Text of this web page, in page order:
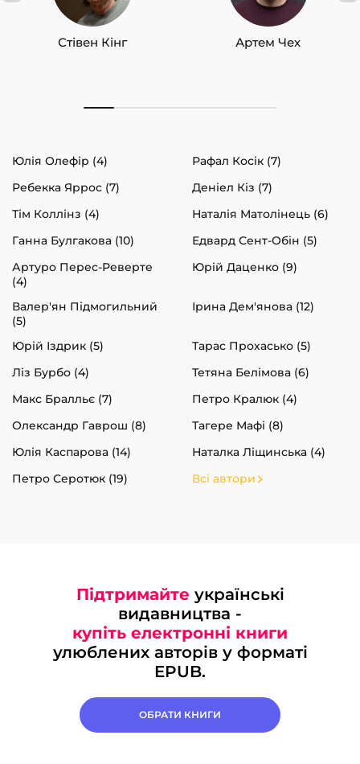
Стівен Кінг Артем Чех
Юлія Олефір (4)
Рафал Косік (7)
Ребекка Яррос (7)
Деніел Кіз (7)
Тім Коллінз (4)
Наталія Матолінець (6)
Ганна Булгакова (10)
Едвард Сент-Обін (5)
Артуро Перес-Реверте
(4)
Юрій Даценко (9)
Валер'ян Підмогильний
(5)
Ірина Дем'янова (12)
Юрій Іздрик (5)
Тарас Прохасько (5)
Ліз Бурбо (4)
Тетяна Белімова (6)
Макс Бралльє (7)
Петро Кралюк (4)
Олександр Гаврош (8)
Тагере Мафі (8)
Юлія Каспарова (14)
Наталка Ліщинська (4)
Петро Серотюк (19)
Всі автори
Підтримайте українські
видавництва -
купіть електронні книги
улюблених авторів у форматі
EPUB.
ОБРАТИ КНИГИ